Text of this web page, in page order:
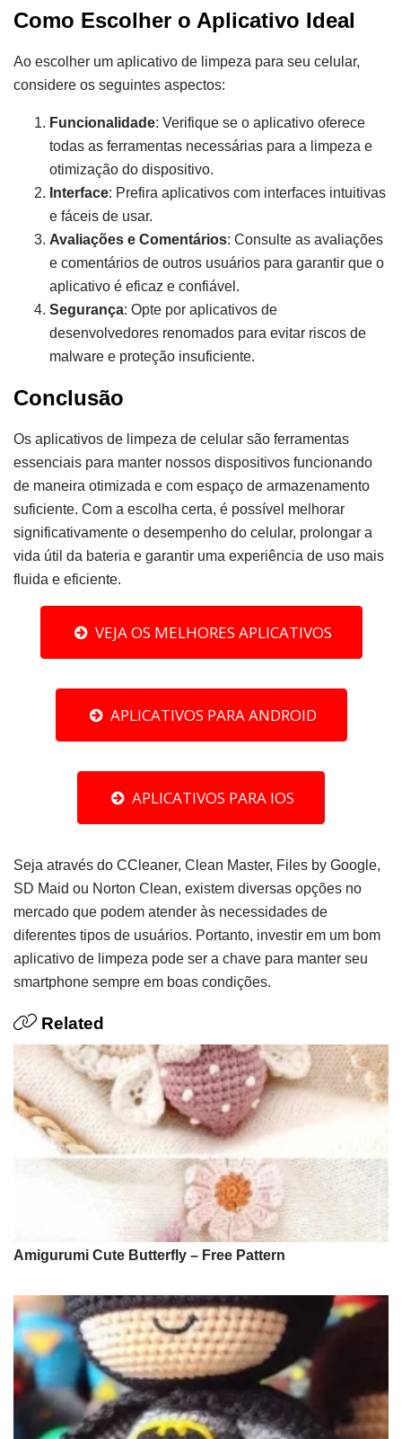
Como Escolher o Aplicativo Ideal
Ao escolher um aplicativo de limpeza para seu celular,
considere os seguintes aspectos:
Funcionalidade: Verifique se o aplicativo oferece
todas as ferramentas necessárias para a limpeza e
otimização do dispositivo.
Interface: Prefira aplicativos com interfaces intuitivas
e fáceis de usar.
Avaliações e Comentários: Consulte as avaliações
e comentários de outros usuários para garantir que o
aplicativo é eficaz e confiável.
Segurança: Opte por aplicativos de
desenvolvedores renomados para evitar riscos de
malware e proteção insuficiente.
Conclusão
Os aplicativos de limpeza de celular são ferramentas
essenciais para manter nossos dispositivos funcionando
de maneira otimizada e com espaço de armazenamento
suficiente. Com a escolha certa, é possível melhorar
significativamente o desempenho do celular, prolongar a
vida útil da bateria e garantir uma experiência de uso mais
fluida e eficiente.
VEJA OS MELHORES APLICATIVOS
APLICATIVOS PARA ANDROID
APLICATIVOS PARA IOS
Seja através do CCleaner, Clean Master, Files by Google,
SD Maid ou Norton Clean, existem diversas opções no
mercado que podem atender às necessidades de
diferentes tipos de usuários. Portanto, investir em um bom
aplicativo de limpeza pode ser a chave para manter seu
smartphone sempre em boas condições.
Related
Amigurumi Cute Butterfly – Free Pattern